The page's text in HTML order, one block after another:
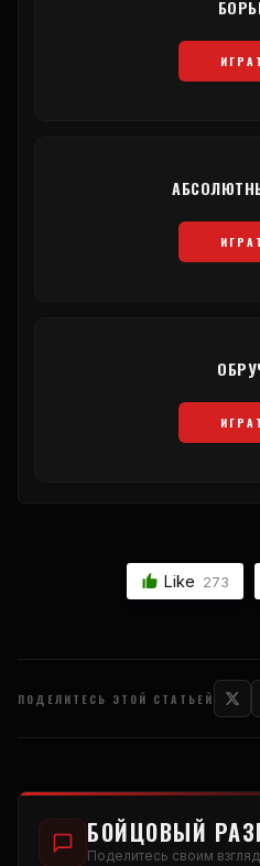
Like 273
ПОДЕЛИТЕСЬ ЭТОЙ СТАТЬЕЙ
БОЙЦОВЫЙ
Поделитесь своим